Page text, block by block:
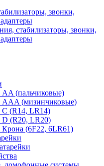
звонки,
стабилизаторы, звонки,
AA (пальчиковые)
AAA (мизинчиковые)
C (R14, LR14)
D (R20, LR20)
Крона (6F22, 6LR61)